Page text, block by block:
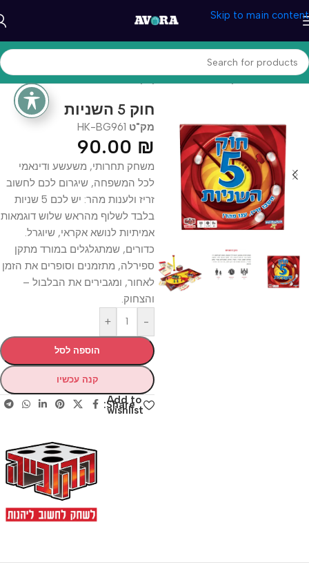
Skip to main content
עמוד הבית/משחקים וצעצעים/משחקי קופסא
חוק 5 השניות
מק"ט HK-BG961
90.00 ₪
משחק תחרותי, משעשע ודינאמי
לכל המשפחה, שיגרום לכם לחשוב
זריז ולענות מהר: יש לכם 5 שניות
בלבד לשלוף מהראש שלוש דוגמאות
אמיתיות לנושא אקראי, שיוגרל.
כדורים, שמתגלגלים במורד מתקן
ספירלה, מתזמנים וסופרים את הזמן
לאחור, ומגבירים את הבלבול –
והצחוק.
-
+
הוספה לסל
קנה עכשיו
Add to
wishlist
Share: